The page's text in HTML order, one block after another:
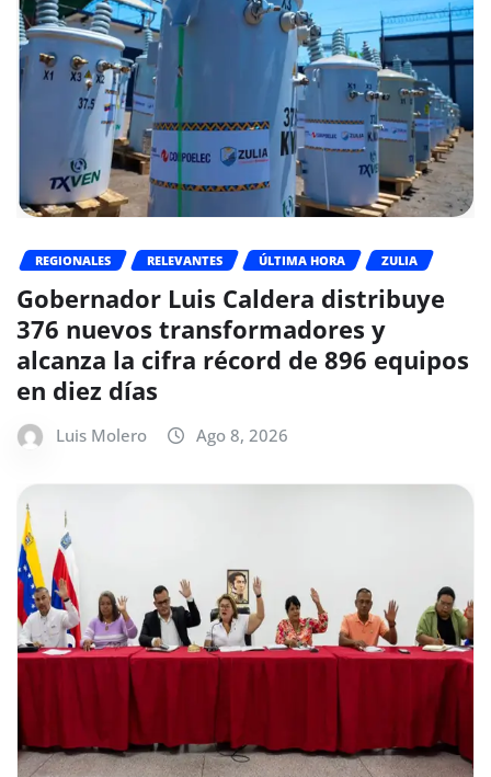
REGIONALES RELEVANTES ÚLTIMA HORA ZULIA
Gobernador Luis Caldera distribuye
376 nuevos transformadores y
alcanza la cifra récord de 896 equipos
en diez días
Luis Molero Ago 8, 2026